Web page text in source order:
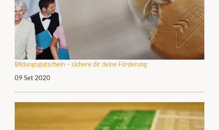
Bildungsgutschein – sichere dir deine Förderung
09 Set 2020